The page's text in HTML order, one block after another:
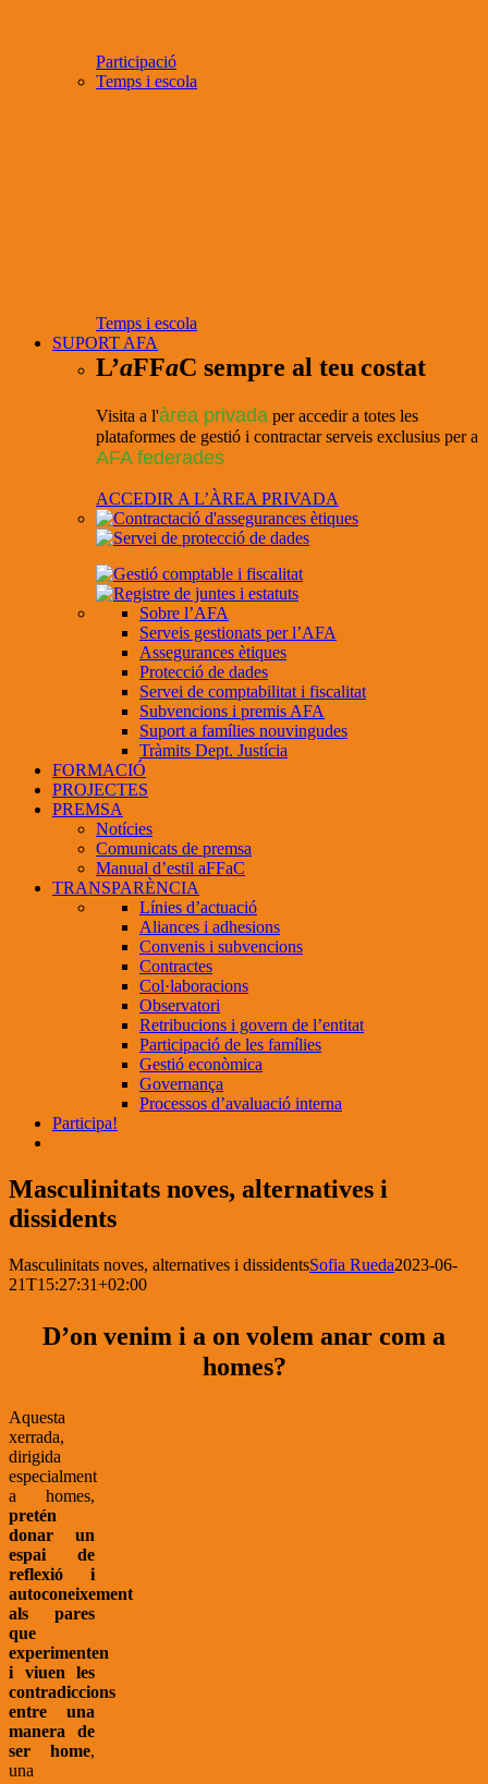
Participació
Temps i escola
Temps i escola
SUPORT AFA
L’aFFaC sempre al teu costat
Visita a l'àrea privada per accedir a totes les
plataformes de gestió i contractar serveis exclusius per a
AFA federades
ACCEDIR A L’ÀREA PRIVADA
Sobre l’AFA
Serveis gestionats per l’AFA
Assegurances ètiques
Protecció de dades
Servei de comptabilitat i fiscalitat
Subvencions i premis AFA
Suport a famílies nouvingudes
Tràmits Dept. Justícia
FORMACIÓ
PROJECTES
PREMSA
Notícies
Comunicats de premsa
Manual d’estil aFFaC
TRANSPARÈNCIA
Línies d’actuació
Aliances i adhesions
Convenis i subvencions
Contractes
Col·laboracions
Observatori
Retribucions i govern de l’entitat
Participació de les famílies
Gestió econòmica
Governança
Processos d’avaluació interna
Participa!
Masculinitats noves, alternatives i
dissidents
Masculinitats noves, alternatives i dissidentsSofia Rueda2023-06-
21T15:27:31+02:00
D’on venim i a on volem anar com a
homes?
Aquesta
xerrada,
dirigida
especialment
a homes,
pretén
donar un
espai de
reflexió i
autoconeixement
als pares
que
experimenten
i viuen les
contradiccions
entre una
manera de
ser home,
una